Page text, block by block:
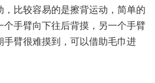
比较容易的是擦背运动，简单的
个手臂向下往后背摸，另一个手臂
手臂很难摸到，可以借助毛巾进